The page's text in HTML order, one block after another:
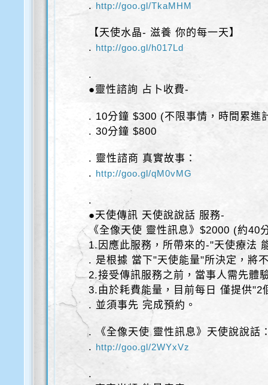
. http://goo.gl/TkaMHM
【天使水晶- 滋養 你的每一天】
. http://goo.gl/h017Ld
.
●靈性諮詢 占卜收費-
. 10分鐘 $300 (不限事情，時間累進
. 30分鐘 $800
. 靈性諮商 真實故事：
. http://goo.gl/qM0vMG
.
●天使傳訊 天使說說話 服務-
《全像天使 靈性訊息》$2000 (約40
1.因應此服務，所帶來的-"天使療法
. 是根據 當下"天使能量"所決定，將
2.接受傳訊服務之前，當事人需先體
3.由於耗費能量，目前每日 僅提供"2
. 並須事先 完成預約。
. 《全像天使 靈性訊息》天使說說話
. http://goo.gl/2WYxVz
.